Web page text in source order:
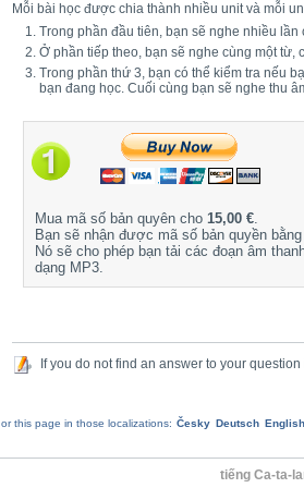
Mỗi bài học được chia thành nhiều unit và mỗi
Trong phần đầu tiên, bạn sẽ nghe nhiều
Ở phần tiếp theo, bạn sẽ nghe cùng một
Trong phần thứ 3, bạn có thể kiểm tra nếu
bạn đang học. Cuối cùng bạn sẽ nghe thu
Mua mã số bản quyên cho 15,00 €.
Bạn sẽ nhận được mã số bản quyền
Nó sẽ cho phép bạn tải các đoạn âm
dạng MP3.
If you do not find an answer to your question
or this page in those localizations: Česky Deutsch English
tiếng Ca-ta-